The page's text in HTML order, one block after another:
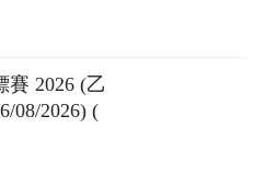
賽 2026 (乙
08/2026) (